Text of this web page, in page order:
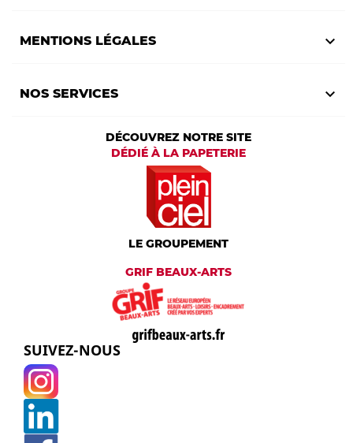
MENTIONS LÉGALES 
NOS SERVICES 
DÉCOUVREZ NOTRE SITE
DÉDIÉ À LA PAPETERIE
LE GROUPEMENT
GRIF BEAUX-ARTS
SUIVEZ-NOUS